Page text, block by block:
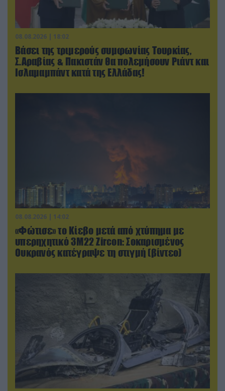
08.08.2026 | 18:02
Βάσει της τριμερούς συμφωνίας Τουρκίας,
Σ.Αραβίας & Πακιστάν θα πολεμήσουν Ριάντ και
Ισλαμαμπάντ κατά της Ελλάδας!
08.08.2026 | 14:02
«Φώτισε» το Κίεβο μετά από χτύπημα με
υπερηχητικό 3M22 Zircon: Σοκαρισμένος
Ουκρανός κατέγραψε τη στιγμή (βίντεο)